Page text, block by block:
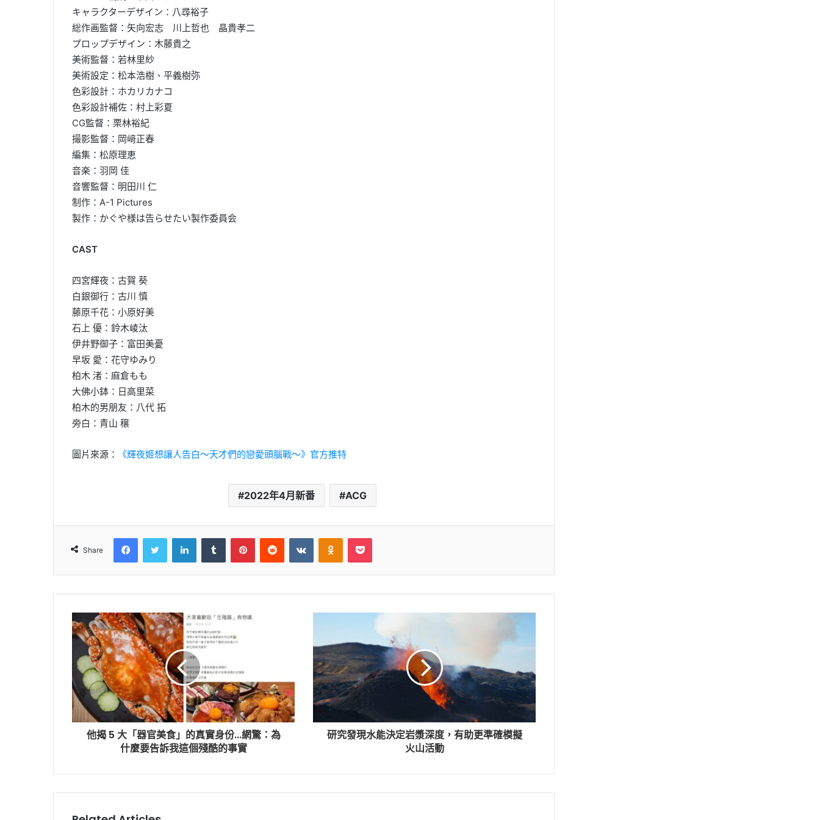
キャラクターデザイン：八尋裕子
総作画監督：矢向宏志 川上哲也 晶貴孝二
プロップデザイン：木藤貴之
美術監督：若林里紗
美術設定：松本浩樹、平義樹弥
色彩設計：ホカリカナコ
色彩設計補佐：村上彩夏
CG監督：栗林裕紀
撮影監督：岡﨑正春
編集：松原理恵
音楽：羽岡 佳
音響監督：明田川 仁
制作：A-1 Pictures
製作：かぐや様は告らせたい製作委員会
CAST
四宮輝夜：古賀 葵
白銀御行：古川 慎
藤原千花：小原好美
石上 優：鈴木崚汰
伊井野御子：富田美憂
早坂 愛：花守ゆみり
柏木 渚：麻倉もも
大佛小鉢：日高里菜
柏木的男朋友：八代 拓
旁白：青山 穣
圖片來源： 《輝夜姬想讓人告白～天才們的戀愛頭腦戰～》官方推特
2022年4月新番 ACG
Share
FacebookTwitter LinkedInTumblr PinterestReddit VKontakteOdnoklassniki
Pocket
他揭 5 大「器官美食」的真實身份...網驚：為
什麼要告訴我這個殘酷的事實
研究發現水能決定岩漿深度，有助更準確模擬
火山活動